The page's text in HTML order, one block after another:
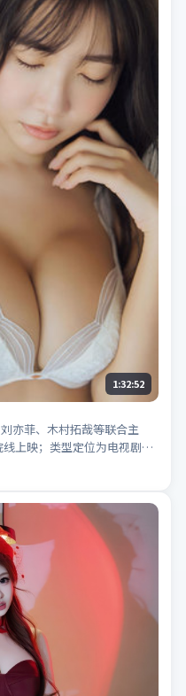
1:32:52
亦菲、木村拓哉等联合主
线上映；类型定位为电视剧·
「英国悬疑」「2022高分电